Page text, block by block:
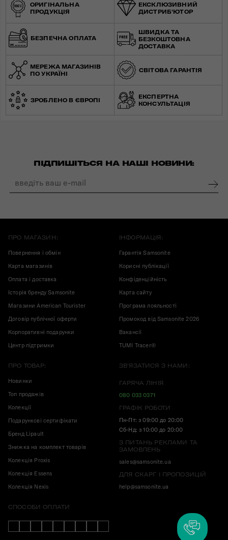
ОРИГІНАЛЬНА
ПРОДУКЦІЯ
ЕКСКЛЮЗИВНИЙ
ДИСТРИБ'ЮТОР
БЕЗПЕЧНА ОПЛАТА
ШВИДКА ТА
БЕЗКОШТОВНА
ДОСТАВКА
МЕРЕЖА МАГАЗИНІВ
ПО УКРАЇНІ
СВІТОВА ГАРАНТІЯ
ЗРОБЛЕНО В ЄВРОПІ
ЕКСПЕРТНА
КОНСУЛЬТАЦІЯ
ПІДПИШІТЬСЯ НА НАШІ НОВИНИ:
ПРО МАГАЗИН:
Повернення і обмін
Карта магазинів
Оплата і доставка
Історія бренду Samsonite
Магазини American Tourister
Договір публічної оферти
Корпоративні подарунки
Центр підтримки
ІНФОРМАЦІЯ:
Гарантія Samsonite
Корисні публікації
Конфіденційність
Карта сайту
Програма лояльності
Промокод від Samsonite 2026
Вакансії
TUMI Tracer®
ПРО ТОВАР:
Новинки
Топ продажів
Колекції
Подарункові сертифікати
Бренд Lipault
Знижка на комплект товарів
Колекція Proxis
Колекція Essens
Колекція Nexis
ЗВ'ЯЗАТИСЯ З НАМИ:
ГАРЯЧА ЛІНІЯ
080 033 0371
ГРАФІК РОБОТИ
Пн-Пт: з 09:00 до 20:00
Сб-Нд: з 10:00 до 20:00
З ПИТАНЬ РЕКЛАМИ ТА
ЗАМОВЛЕНЬ
sales@samsonite.ua
ДЛЯ СКАРГ І ПРОПОЗИЦІЙ
help@samsonite.ua
СПОСОБИ ОПЛАТИ